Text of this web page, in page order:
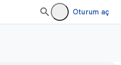
Oturum aç